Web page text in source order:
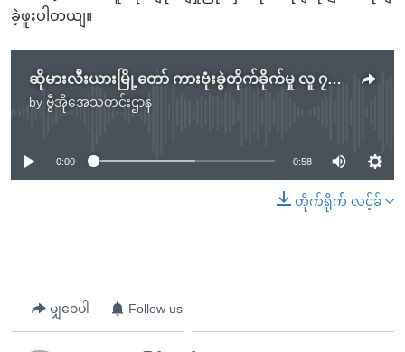
ခဲ့ဖူးပါတယျ။
ဆိုမားလီးယားမြို့တော် ကားဗုံးခွဲတိုက်ခိုက်မှု လူ ၇၀ ကျော် သေဆုံး
by ဗွီအိုအေသတင်းဌာန
No media source currently available
0:00 0:58
တိုက်ရိုက် လင့်ခ်
မျှဝေပါ Follow us